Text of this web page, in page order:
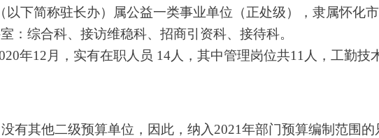
下简称驻长办）属公益一类事业单位（正处级），隶属怀化市
：综合科、接访维稳科、招商引资科、接待科。
20年12月，实有在职人员 14人，其中管理岗位共11人，工勤技
有其他二级预算单位，因此，纳入2021年部门预算编制范围的